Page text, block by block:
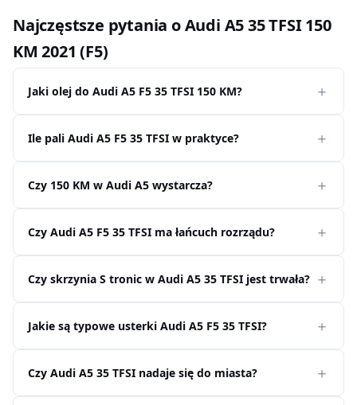
Najczęstsze pytania o Audi A5 35 TFSI 150
KM 2021 (F5)
Jaki olej do Audi A5 F5 35 TFSI 150 KM?
Ile pali Audi A5 F5 35 TFSI w praktyce?
Czy 150 KM w Audi A5 wystarcza?
Czy Audi A5 F5 35 TFSI ma łańcuch rozrządu?
Czy skrzynia S tronic w Audi A5 35 TFSI jest trwała?
Jakie są typowe usterki Audi A5 F5 35 TFSI?
Czy Audi A5 35 TFSI nadaje się do miasta?